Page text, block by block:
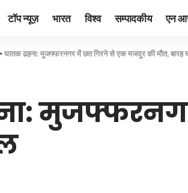
टॉप न्यूज़ भारत विश्व सम्पादकीय एन
घातक ढहना: मुजफ्फरनगर में छत गिरने से एक मजदूर की मौत, बारह